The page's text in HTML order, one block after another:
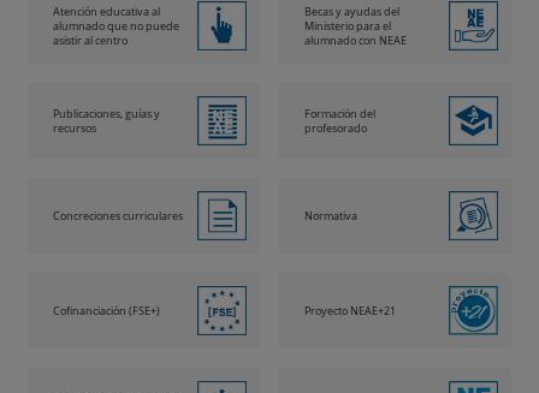
Atención educativa al
alumnado que no puede
asistir al centro
Becas y ayudas del
Ministerio para el
alumnado con NEAE
Publicaciones, guías y
recursos
Formación del
profesorado
Concreciones curriculares Normativa
Cofinanciación (FSE+) Proyecto NEAE+21